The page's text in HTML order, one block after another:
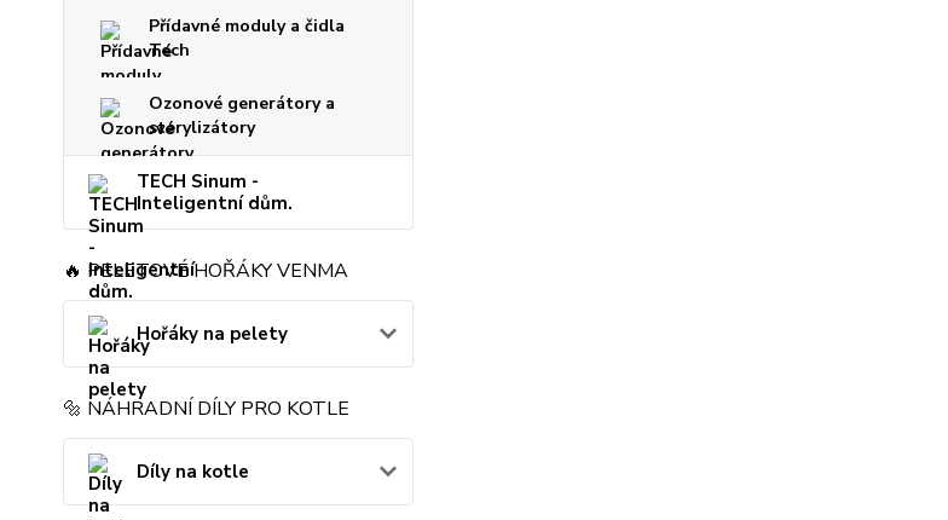
Přídavné moduly a čidla
Tech
Ozonové generátory a
sterylizátory
TECH Sinum -
Inteligentní dům.
🔥 PELETOVÉ HOŘÁKY VENMA
Hořáky na pelety
🔩 NÁHRADNÍ DÍLY PRO KOTLE
Díly na kotle